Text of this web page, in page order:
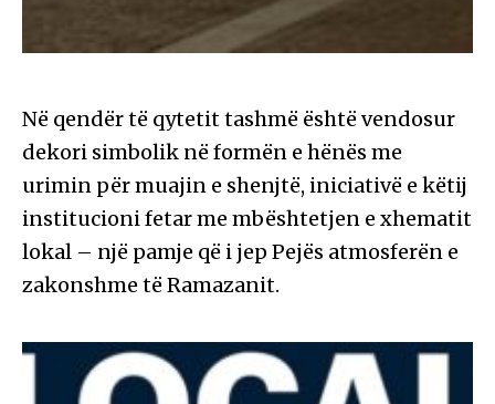
Në qendër të qytetit tashmë është vendosur
dekori simbolik në formën e hënës me
urimin për muajin e shenjtë, iniciativë e këtij
institucioni fetar me mbështetjen e xhematit
lokal – një pamje që i jep Pejës atmosferën e
zakonshme të Ramazanit.